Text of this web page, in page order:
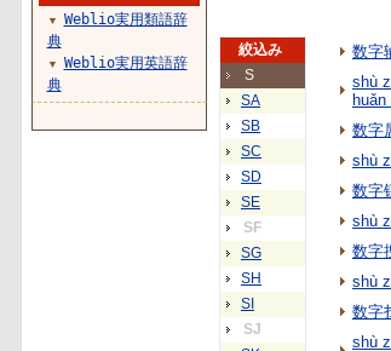
絞込み
S
SA
SB
SC
SD
SE
SF
SG
SH
SI
SJ
数字
shù
数字
shù
数字
shù
数字
shù
数字
shù
▼
Weblio実用類語辞
典
▼
Weblio実用英語辞
典